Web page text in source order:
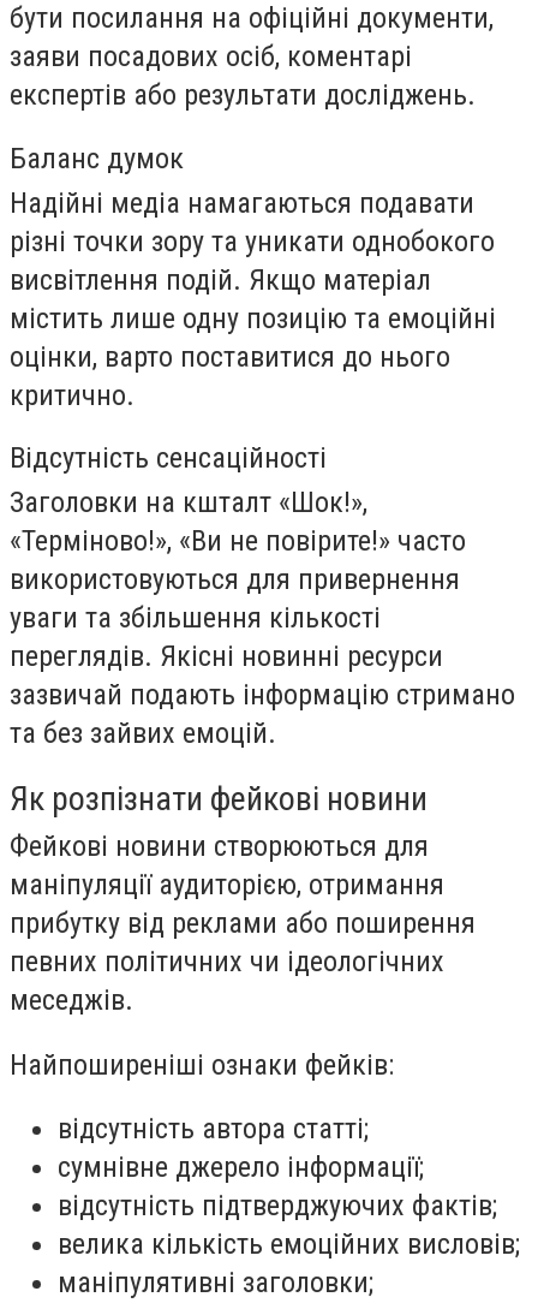
бути посилання на офіційні документи,
заяви посадових осіб, коментарі
експертів або результати досліджень.
Баланс думок
Надійні медіа намагаються подавати
різні точки зору та уникати однобокого
висвітлення подій. Якщо матеріал
містить лише одну позицію та емоційні
оцінки, варто поставитися до нього
критично.
Відсутність сенсаційності
Заголовки на кшталт «Шок!»,
«Терміново!», «Ви не повірите!» часто
використовуються для привернення
уваги та збільшення кількості
переглядів. Якісні новинні ресурси
зазвичай подають інформацію стримано
та без зайвих емоцій.
Як розпізнати фейкові новини
Фейкові новини створюються для
маніпуляції аудиторією, отримання
прибутку від реклами або поширення
певних політичних чи ідеологічних
меседжів.
Найпоширеніші ознаки фейків:
відсутність автора статті;
сумнівне джерело інформації;
відсутність підтверджуючих фактів;
велика кількість емоційних висловів;
маніпулятивні заголовки;